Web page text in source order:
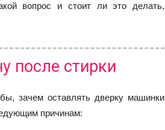
вопрос и стоит ли это делать,
после стирки
зачем оставлять дверку машинки
причинам: